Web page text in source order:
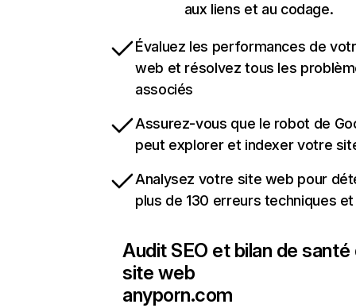
aux liens et au codage.
Évaluez les performances de
web et résolvez tous les
associés
Assurez-vous que le robot de
peut explorer et indexer votre
Analysez votre site web pour
plus de 130 erreurs techniques et
Audit SEO et bilan de santé
site web
anyporn.com